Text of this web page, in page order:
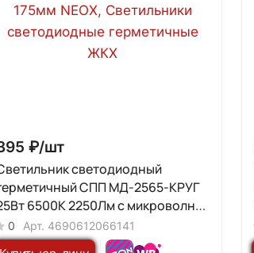
₽/шт
светодиодный
СПП МД-2565-КРУГ
6500К 2250Лм с микроволн
IP65 175мм NEOX
0 Арт. 4690612066141